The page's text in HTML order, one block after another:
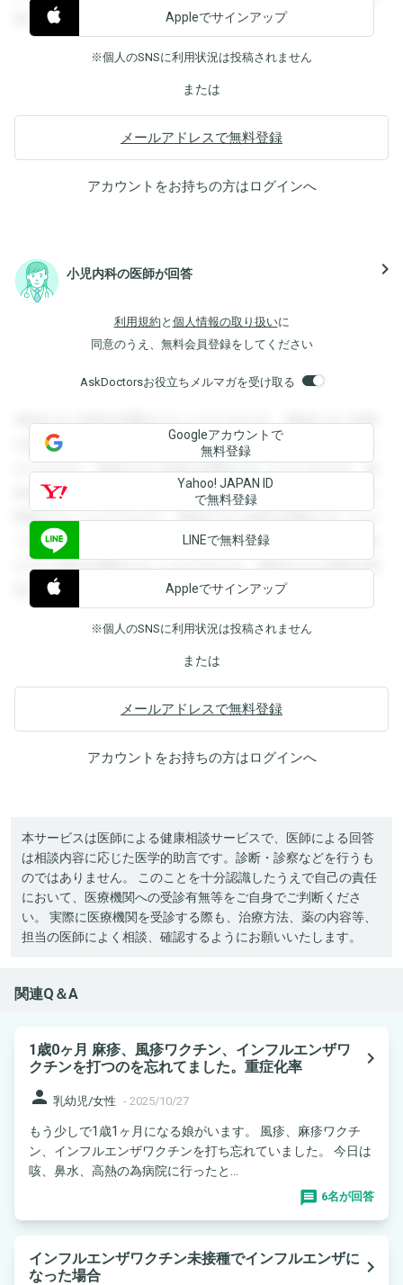
覧することができます。
Appleでサインアップ
※個人のSNSに利用状況は投稿されません
または
メールアドレスで無料登録
アカウントをお持ちの方はログインへ
小児内科の医師が回答 navigate_next
利用規約 と 個人情報の取り扱いに
同意のうえ、無料会員登録をしてください
AskDoctorsお役立ちメルマガを受け取る
登録すると回答を閲覧することができます。登録すると回答
を閲覧することができます。登録すると回答を閲覧すること
ができます。登録すると回答を閲覧することができます。登
録すると回答を閲覧することができます。登録すると回答を
閲覧することができます。登録すると回答を閲覧することが
できます。登録すると回答を閲覧することができます。登録
すると回答を閲覧することができます。登録すると回答を閲
覧することができます。
Googleアカウントで
無料登録
Yahoo! JAPAN ID
で無料登録
LINEで無料登録
Appleでサインアップ
※個人のSNSに利用状況は投稿されません
または
メールアドレスで無料登録
アカウントをお持ちの方はログインへ
本サービスは医師による健康相談サービスで、医師による回答
は相談内容に応じた医学的助言です。診断・診察などを行うも
のではありません。 このことを十分認識したうえで自己の責任
において、医療機関への受診有無等をご自身でご判断くださ
い。 実際に医療機関を受診する際も、治療方法、薬の内容等、
担当の医師によく相談、確認するようにお願いいたします。
関連Q＆A
1歳0ヶ月 麻疹、風疹ワクチン、インフルエンザワ
クチンを打つのを忘れてました。重症化率
navigate_next
person 乳幼児/女性 - 2025/10/27
もう少しで1歳1ヶ月になる娘がいます。 風疹、麻疹ワクチ
ン、インフルエンザワクチンを打ち忘れていました。 今日は
咳、鼻水、高熱の為病院に行ったと...
6名が回答
インフルエンザワクチン未接種でインフルエンザに
なった場合
navigate_next